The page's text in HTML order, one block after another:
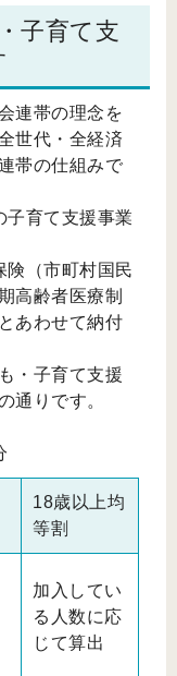
子育て支
連帯の理念を
世代・全経済
帯の仕組みで
子育て支援事業
険（市町村国民
高齢者医療制
あわせて納付
・子育て支援
通りです。
18歳以上均
等割
加入してい
る人数に応
じて算出